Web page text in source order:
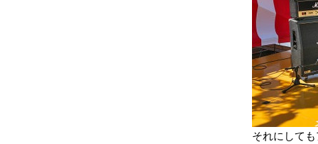
それにして